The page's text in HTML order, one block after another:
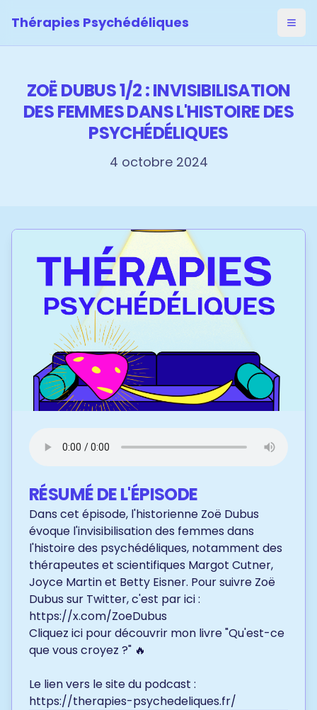
Thérapies Psychédéliques
ZOË DUBUS 1/2 : INVISIBILISATION
DES FEMMES DANS L'HISTOIRE DES
PSYCHÉDÉLIQUES
4 octobre 2024
RÉSUMÉ DE L'ÉPISODE
Dans cet épisode, l'historienne Zoë Dubus
évoque l'invisibilisation des femmes dans
l'histoire des psychédéliques, notamment des
thérapeutes et scientifiques Margot Cutner,
Joyce Martin et Betty Eisner. Pour suivre Zoë
Dubus sur Twitter, c'est par ici :
https://x.com/ZoeDubus
Cliquez ici pour découvrir mon livre "Qu'est-ce
que vous croyez ?" 🔥
Le lien vers le site du podcast :
https://therapies-psychedeliques.fr/